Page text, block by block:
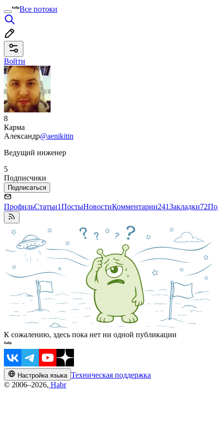
Все потоки
Войти
8
Карма
Александр@aenikitin
Ведущий инженер
5
Подписчики
Подписаться
ПрофильСтатьи1ПостыНовостиКомментарии241Закладки72
К сожалению, здесь пока нет ни одной публикации
Настройка языка Техническая поддержка
© 2006–2026, Habr